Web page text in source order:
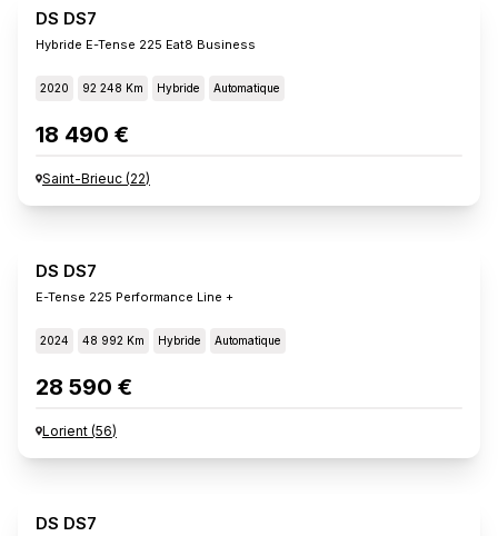
DS DS7
Hybride E-Tense 225 Eat8 Business
2020 92 248 Km Hybride Automatique
18 490 €
Saint-Brieuc (22)
DS DS7
E-Tense 225 Performance Line +
2024 48 992 Km Hybride Automatique
28 590 €
Lorient (56)
DS DS7